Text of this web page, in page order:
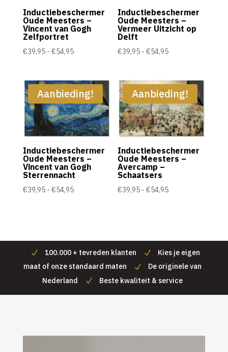
Inductiebeschermer
Oude Meesters –
Vincent van Gogh
Zelfportret
€39,95 - €54,95Prijsklasse:
€54,95
Inductiebeschermer
Oude Meesters –
Vermeer Uitzicht op
Delft
€39,95 - €54,95Prijsklasse:
€54,95
Aanbieding!
Inductiebeschermer
Oude Meesters –
Vincent van Gogh
Sterrennacht
€39,95 - €54,95Prijsklasse:
Aanbieding!
Inductiebeschermer
Oude Meesters –
Avercamp –
Schaatsers
€39,95 - €54,95Prijsklasse:
100.000 + tevreden klanten
Kies je eigen
maat of onze standaard maten
De originele van
Nederland
Beste kwaliteit & service